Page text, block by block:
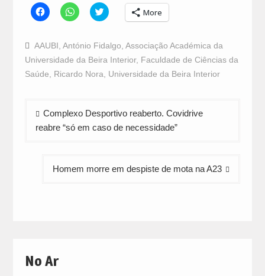
Click
to
Facebook
(Opens
in
new
window)
Click
to
WhatsApp
(Opens
in
new
window)
Click
to
Twitter
(Opens
in
new
window)
More
AAUBI António Fidalgo Associação Académica da
Universidade da Beira Interior, Faculdade de Ciências da
Saúde
Ricardo Nora Universidade da Beira Interior
Navegação
de
Complexo Desportivo reaberto. Covidrive
reabre “só em caso de necessidade”
Homem morre em despiste de mota na A23
No Ar